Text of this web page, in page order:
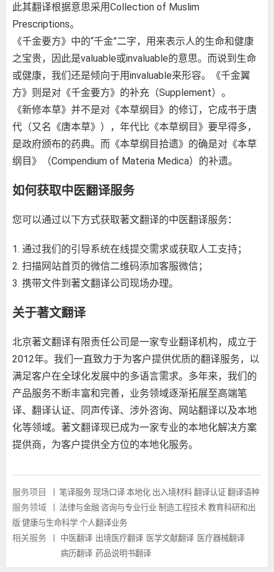
此其翻译根据意思采用Collection of Muslim
Prescriptions。
《千金要方》中的“千金”二字，用来表示人的生命和健康
之宝贵，因此是valuable或invaluable的意思。而说到生命
或健康，我们还是倾向于用invaluable来形容。《千金翼
方》则是对《千金要方》的补充（Supplement）。
《新修本草》并不是对《本草纲目》的修订，它成书于唐
代（又名《唐本草》），年代比《本草纲目》要早得多，
是政府颁布的药典。而《本草纲目拾遗》的确是对《本草
纲目》（Compendium of Materia Medica）的补遗。
如何获取中医翻译服务
您可以通过以下方式获取著文翻译的中医翻译服务：
1. 通过我们的引导系统在线提交需求或获取人工支持；
2. 扫描网站首页的微信二维码添加客服微信；
3. 携带文件到著文翻译公司现场办理。
关于著文翻译
北京著文翻译有限责任公司 是一家专业翻译机构，成立于
2012年。我们一直致力于为客户提供优质的翻译服务，以
满足客户在全球化发展中的多语言需求。多年来，我们的
产品服务不断丰富和完善，业务领域逐渐拓展至高端笔
译、翻译认证、同声传译、涉外咨询、网站翻译以及本地
化等领域。著文翻译现已成为一家专业的本地化解决方案
提供商，为客户提供全方位的本地化服务。
服务项目 笔译服务 现场口译 本地化 出入境材料 翻译认证 翻译语种
服务领域 法律与金融 咨询与专业行业 制造工程技术 教育科研和出
版 健康与生命科学 个人翻译业务
相关服务 中医翻译 出境医疗翻译 医学文献翻译 医疗器械翻译
病历翻译 药品说明书翻译